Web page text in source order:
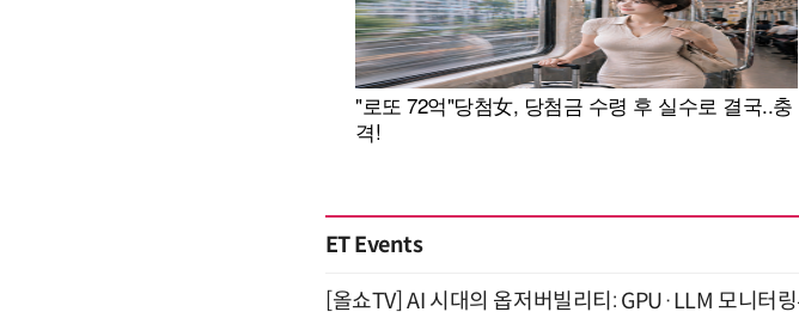
ET Events
[올쇼TV] AI 시대의 옵저버빌리티: GPU·LLM 모니터